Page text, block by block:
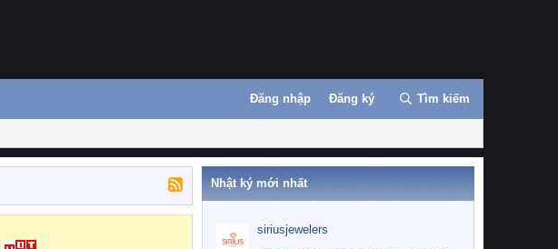
Đăng nhập Đăng ký Tìm kiếm
Nhật ký mới nhất
siriusjewelers